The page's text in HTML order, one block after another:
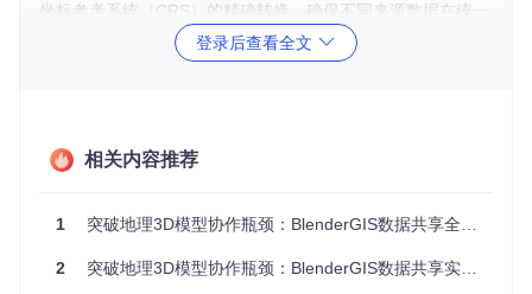
坐标参考系统（CRS）的精确转换，确保不同来源数据在统一
地形表面的平滑性与精度。对于大型高程数据集，[core/geora
ore/proj/srs.py]维护完整的空间参考数据库，支持EPSG代码
登录后查看全文
相关内容推荐
1 突破地理3D模型协作瓶颈：BlenderGIS数据共享全流程解决方案
2 突破地理3D模型协作瓶颈：BlenderGIS数据共享实战指南